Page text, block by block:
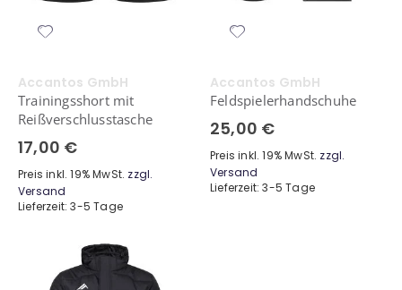
Accantos GmbH
Trainingsshort mit
Reißverschlusstasche
17,00 €
Preis inkl. 19% MwSt. zzgl.
Versand
Lieferzeit: 3-5 Tage
Accantos GmbH
Feldspielerhandschuhe
25,00 €
Preis inkl. 19% MwSt. zzgl.
Versand
Lieferzeit: 3-5 Tage